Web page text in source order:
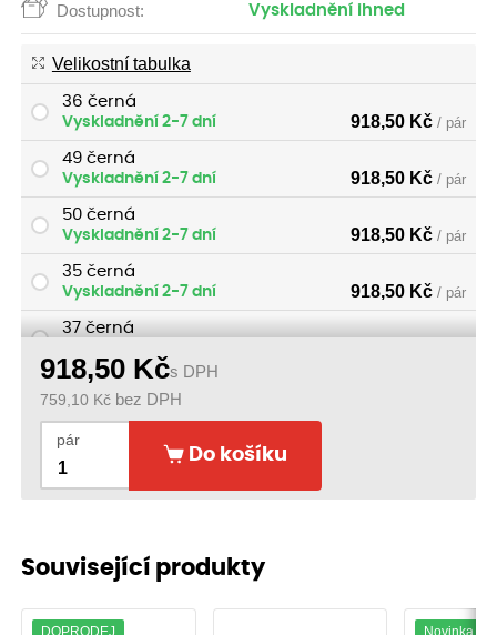
Dostupnost: Vyskladnění ihned
Velikostní tabulka
36 černá
Vyskladnění 2-7 dní
918,50 Kč / pár
49 černá
Vyskladnění 2-7 dní
918,50 Kč / pár
50 černá
Vyskladnění 2-7 dní
918,50 Kč / pár
35 černá
Vyskladnění 2-7 dní
918,50 Kč / pár
37 černá
38 černá
Vyskladnění ihned
39 černá
Vyskladnění ihned
41 černá
Vyskladnění ihned
42 černá
Vyskladnění ihned
Kč
918,50 Kčs DPH
759,10 Kč bez DPH
pár
Do košíku
Související produkty
DOPRODEJ Novinka